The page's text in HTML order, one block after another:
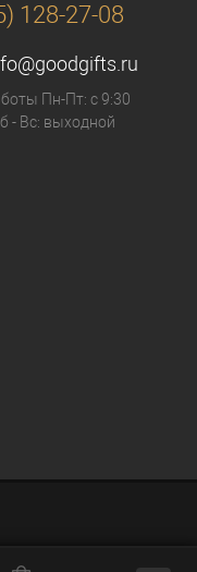
128-27-08
Пн-Пт: с 9:30
- Вс: выходной